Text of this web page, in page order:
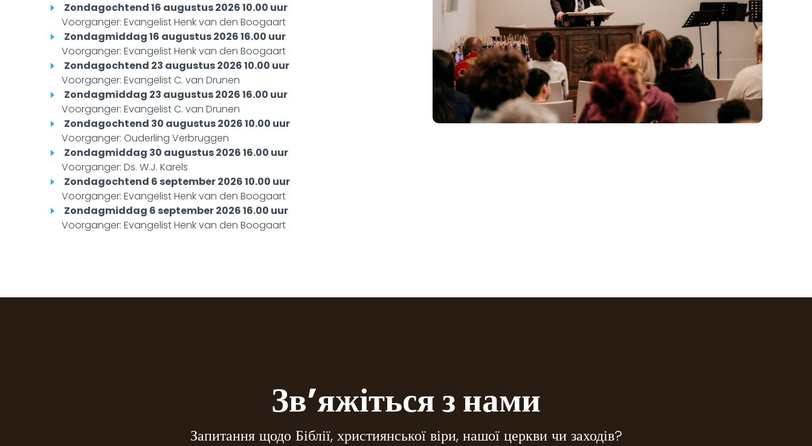
Zondagochtend 16 augustus 2026 10.00 uur
Voorganger: Evangelist Henk van den Boogaart
Zondagmiddag 16 augustus 2026 16.00 uur
Voorganger: Evangelist Henk van den Boogaart
Zondagochtend 23 augustus 2026 10.00 uur
Voorganger: Evangelist C. van Drunen
Zondagmiddag 23 augustus 2026 16.00 uur
Voorganger: Evangelist C. van Drunen
Zondagochtend 30 augustus 2026 10.00 uur
Voorganger: Ouderling Verbruggen
Zondagmiddag 30 augustus 2026 16.00 uur
Voorganger: Ds. W.J. Karels
Zondagochtend 6 september 2026 10.00 uur
Voorganger: Evangelist Henk van den Boogaart
Zondagmiddag 6 september 2026 16.00 uur
Voorganger: Evangelist Henk van den Boogaart
Зв’яжіться з нами
Запитання щодо Біблії, християнської віри, нашої церкви чи заходів?